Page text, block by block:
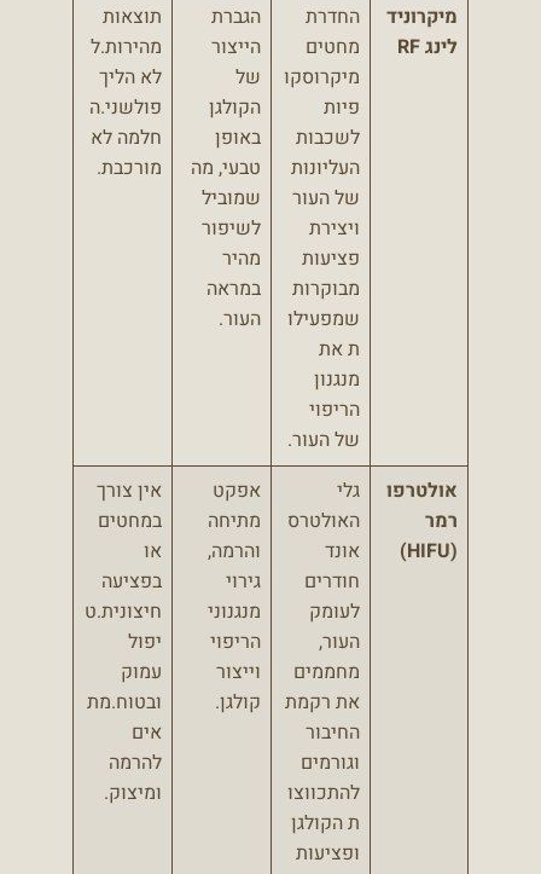
מיקרוניד
לינג RF
החדרת
מחטים
מיקרוסקו
פיות
לשכבות
העליונות
של העור
ויצירת
פציעות
מבוקרות
שמפעילו
ת את
מנגנון
הריפוי
של העור.
הגברת
הייצור
של
הקולגן
באופן
טבעי, מה
שמוביל
לשיפור
מהיר
במראה
העור.
תוצאות
מהירות.ל
לא הליך
פולשני.ה
חלמה לא
מורכבת.
אולטרפו
רמר
(HIFU)
גלי
האולטרס
אונד
חודרים
לעומק
העור,
מחממים
את רקמת
החיבור
וגורמים
להתכווצו
ת הקולגן
ופציעות
אפקט
מתיחה
והרמה,
גירוי
מנגנוני
הריפוי
וייצור
קולגן.
אין צורך
במחטים
או
בפציעה
חיצונית.ט
יפול
עמוק
ובטוח.מת
אים
להרמה
ומיצוק.